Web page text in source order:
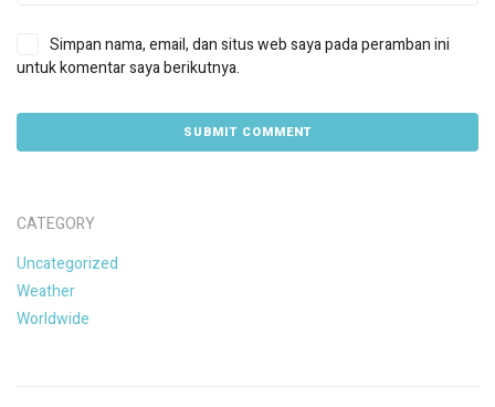
Simpan nama, email, dan situs web saya pada peramban ini
untuk komentar saya berikutnya.
CATEGORY
Uncategorized
Weather
Worldwide